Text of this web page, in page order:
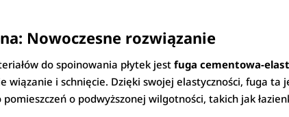
Nowoczesne rozwiązanie
do spoinowania płytek jestfuga cementowa-
wiązanie i schnięcie. Dzięki swojej elastyczności, fuga ta
o podwyższonej wilgotności, takich jak